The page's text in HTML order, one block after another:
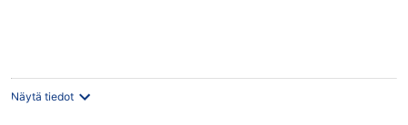
Näytä tiedot